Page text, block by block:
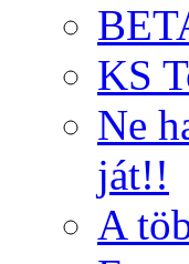
KS
Ne
ját!!
A